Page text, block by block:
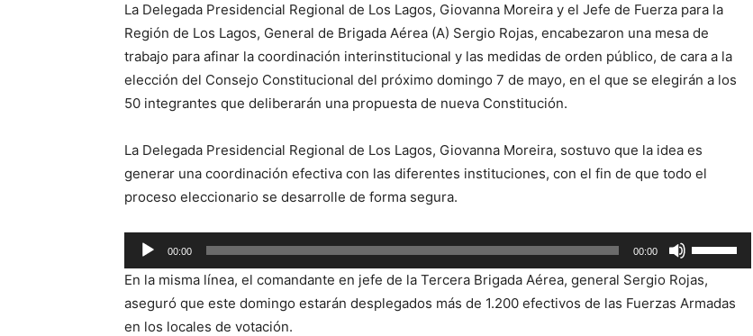
La Delegada Presidencial Regional de Los Lagos, Giovanna Moreira y el Jefe de Fuerza para la
Región de Los Lagos, General de Brigada Aérea (A) Sergio Rojas, encabezaron una mesa de
trabajo para afinar la coordinación interinstitucional y las medidas de orden público, de cara a la
elección del Consejo Constitucional del próximo domingo 7 de mayo, en el que se elegirán a los
50 integrantes que deliberarán una propuesta de nueva Constitución.
La Delegada Presidencial Regional de Los Lagos, Giovanna Moreira, sostuvo que la idea es
generar una coordinación efectiva con las diferentes instituciones, con el fin de que todo el
proceso eleccionario se desarrolle de forma segura.
Reproductor
de
audio
00:00 00:00
las
teclas
de
En la misma línea, el comandante en jefe de la Tercera Brigada Aérea, general Sergio Rojas,
aseguró que este domingo estarán desplegados más de 1.200 efectivos de las Fuerzas Armadas
en los locales de votación.